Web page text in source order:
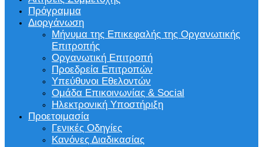
Πρόγραμμα
Διοργάνωση
Μήνυμα της Επικεφαλής της Οργανωτικής
Επιτροπής
Οργανωτική Επιτροπή
Προεδρεία Επιτροπών
Υπεύθυνοι Εθελοντών
Ομάδα Επικοινωνίας & Social
Ηλεκτρονική Υποστήριξη
Προετοιμασία
Γενικές Οδηγίες
Κανόνες Διαδικασίας